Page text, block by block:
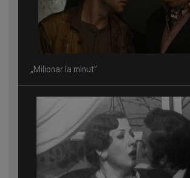
„Milionar la minut”